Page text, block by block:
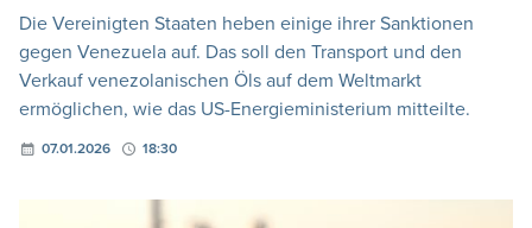
Die Vereinigten Staaten heben einige ihrer Sanktionen
gegen Venezuela auf. Das soll den Transport und den
Verkauf venezolanischen Öls auf dem Weltmarkt
ermöglichen, wie das US-Energieministerium mitteilte.
07.01.2026 18:30